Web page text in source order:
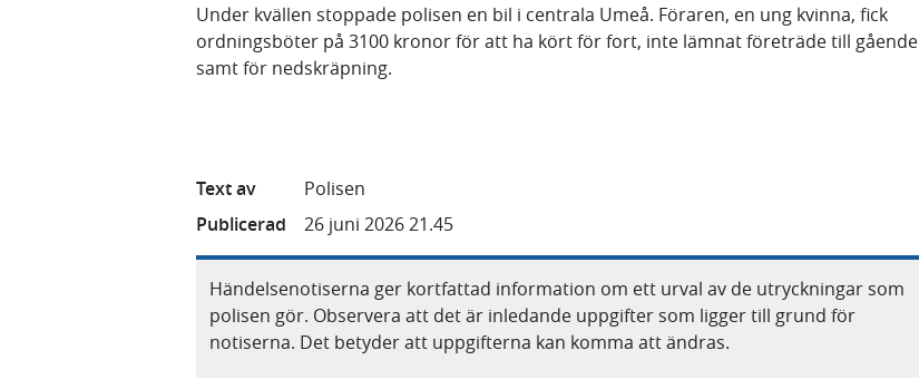
Under kvällen stoppade polisen en bil i centrala Umeå. Föraren, en ung kvinna, fick
ordningsböter på 3100 kronor för att ha kört för fort, inte lämnat företräde till gående
samt för nedskräpning.
Text av
Polisen
Publicerad
26 juni 2026 21.45
Händelsenotiserna ger kortfattad information om ett urval av de utryckningar som
polisen gör. Observera att det är inledande uppgifter som ligger till grund för
notiserna. Det betyder att uppgifterna kan komma att ändras.